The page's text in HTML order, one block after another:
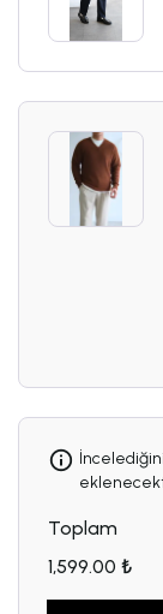
Toplam
1,599.00 ₺